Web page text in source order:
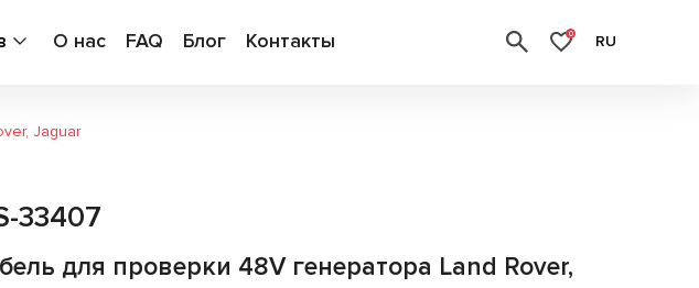
О нас FAQ Блог Контакты 0 RU
Jaguar
33407
для проверки 48V генератора Land Rover,